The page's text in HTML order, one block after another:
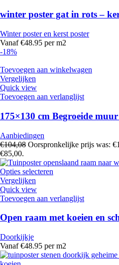
winter poster gat in rots –
Winter poster en kerst poster
Vanaf €48.95 per m2
-18%
Toevoegen aan winkelwagen
Vergelijken
Quick view
Toevoegen aan verlanglijst
175×130 cm Begroeide
Aanbiedingen
€104,08 Oorspronkelijke prijs was:
€85,00.
Opties selecteren
Vergelijken
Quick view
Toevoegen aan verlanglijst
Open raam met koeien en
Doorkijkje
Vanaf €48.95 per m2